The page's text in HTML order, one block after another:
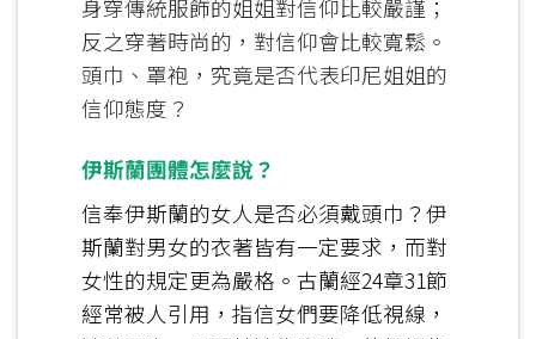
身穿傳統服飾的姐姐對信仰比較嚴謹；
反之穿著時尚的，對信仰會比較寬鬆。
頭巾、罩袍，究竟是否代表印尼姐姐的
信仰態度？
伊斯蘭團體怎麼說？
信奉伊斯蘭的女人是否必須戴頭巾？伊
斯蘭對男女的衣著皆有一定要求，而對
女性的規定更為嚴格。古蘭經24章31節
經常被人引用，指信女們要降低視線，